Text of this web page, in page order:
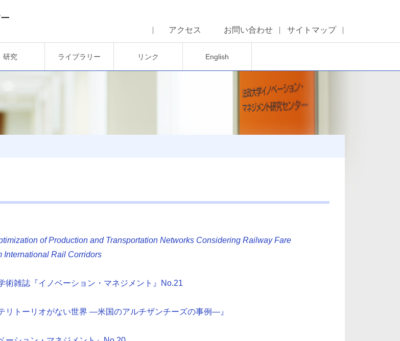
アクセス お問い合わせ サイトマップ
研究 ライブラリー リンク English
of Production and Transportation Networks Considering Railway Fare
International Rail Corridors
術雑誌『イノベーション・マネジメント』No.21
リトーリオがない世界 ―米国のアルチザンチーズの事例―』